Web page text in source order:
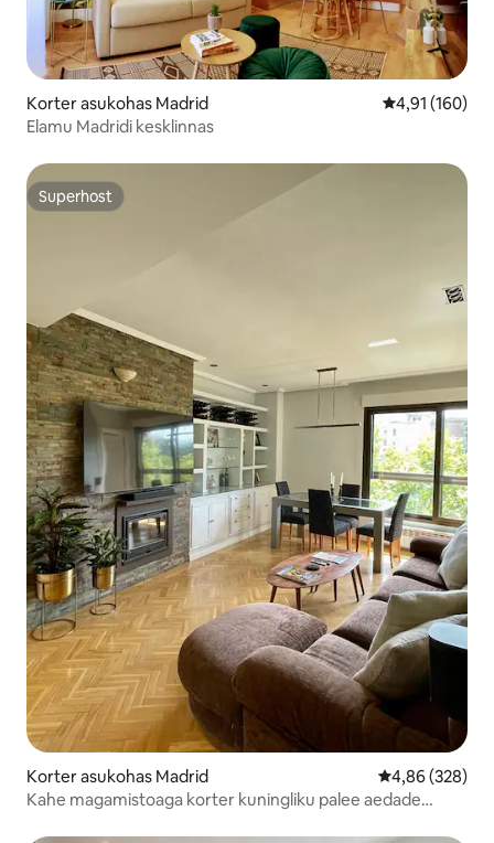
Korter asukohas Madrid Keskmine
4,91 (160)
Elamu Madridi kesklinnas
Superhost
Superhost
Korter asukohas Madrid Keskmine
4,86 (328)
Kahe magamistoaga korter kuningliku palee aedade